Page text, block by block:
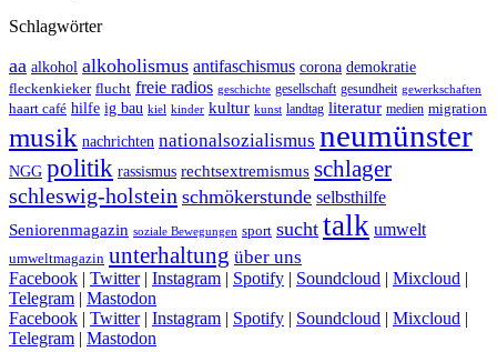
Schlagwörter
aa alkohol alkoholismus antifaschismus corona demokratie
fleckenkieker flucht freie radios geschichte gesellschaft gesundheit gewerkschaften
haart café hilfe ig bau kiel kinder kultur kunst landtag literatur medien migration
musik nachrichten nationalsozialismus neumünster
NGG politik rassismus rechtsextremismus schlager
schleswig-holstein schmökerstunde selbsthilfe
Seniorenmagazin soziale Bewegungen sport sucht talk umwelt
umweltmagazin unterhaltung über uns
Facebook | Twitter| Instagram | Spotify | Soundcloud | Mixcloud |
Telegram | Mastodon
Facebook | Twitter| Instagram | Spotify | Soundcloud | Mixcloud |
Telegram | Mastodon